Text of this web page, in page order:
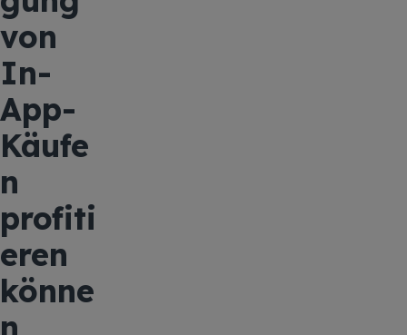
von
In-
App-
Käufe
n
profiti
eren
könne